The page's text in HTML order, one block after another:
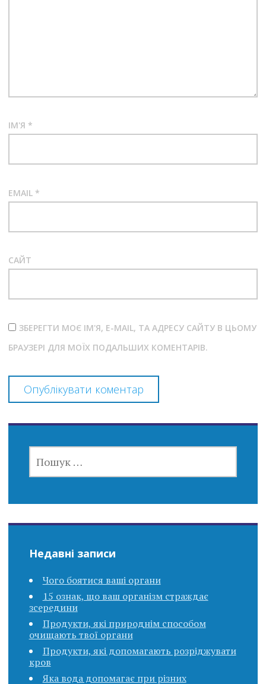
ІМ'Я *
EMAIL *
САЙТ
ЗБЕРЕГТИ МОЄ ІМ'Я, E-MAIL, ТА АДРЕСУ САЙТУ В ЦЬОМУ
БРАУЗЕРІ ДЛЯ МОЇХ ПОДАЛЬШИХ КОМЕНТАРІВ.
Недавні записи
Чого боятися ваші органи
15 ознак, що ваш організм страждає
зсередини
Продукти, які природнім способом
очищають твої органи
Продукти, які допомагають розріджувати
кров
Яка вода допомагає при різних